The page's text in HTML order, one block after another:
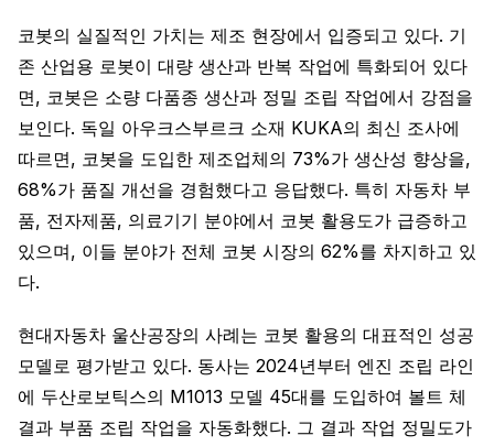
코봇의 실질적인 가치는 제조 현장에서 입증되고 있다. 기
존 산업용 로봇이 대량 생산과 반복 작업에 특화되어 있다
면, 코봇은 소량 다품종 생산과 정밀 조립 작업에서 강점을
보인다. 독일 아우크스부르크 소재 KUKA의 최신 조사에
따르면, 코봇을 도입한 제조업체의 73%가 생산성 향상을,
68%가 품질 개선을 경험했다고 응답했다. 특히 자동차 부
품, 전자제품, 의료기기 분야에서 코봇 활용도가 급증하고
있으며, 이들 분야가 전체 코봇 시장의 62%를 차지하고 있
다.
현대자동차 울산공장의 사례는 코봇 활용의 대표적인 성공
모델로 평가받고 있다. 동사는 2024년부터 엔진 조립 라인
에 두산로보틱스의 M1013 모델 45대를 도입하여 볼트 체
결과 부품 조립 작업을 자동화했다. 그 결과 작업 정밀도가